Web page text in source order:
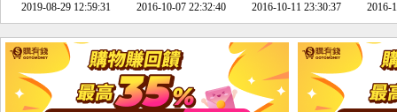
超意外~環保原來可以
邊玩邊做！
2019-08-29 12:59:31
李其芬
2016-10-07 22:32:40
2016-10-11 23:30:37
2016-